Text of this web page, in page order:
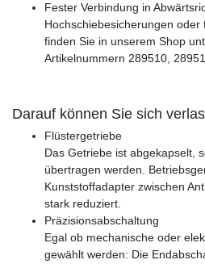
Fester Verbindung in
Hochschiebesicherungen
finden Sie in unserem Shop
Artikelnummern 289510,
Darauf können Sie sich
Flüstergetriebe
Das Getriebe ist abgekapselt,
übertragen werden.
Kunststoffadapter zwischen
stark reduziert.
Präzisionsabschaltung
Egal ob mechanische oder
gewählt werden: Die